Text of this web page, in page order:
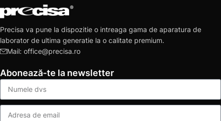
Precisa va pune la dispozitie o intreaga gama de aparatura de
laborator de ultima generatie la o calitate premium.
Mail: office@precisa.ro
Abonează-te la newsletter